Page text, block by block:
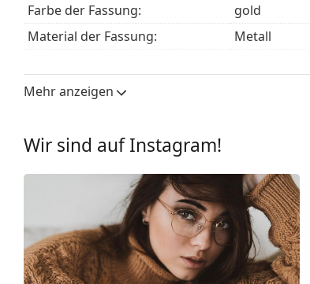
Farbe der Fassung:
gold
Material der Fassung:
Metall
Brillenbreite:
Stegbreite:
Verstellbare Nasenpads:
Ja
Etui:
Ja
Reinigungstuch:
Mehr anzeigen
Wir sind auf Instagram!